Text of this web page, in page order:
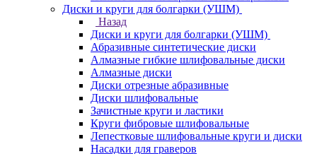
Диски и круги для болгарки (УШМ)
Назад
Диски и круги для болгарки (УШМ)
Абразивные синтетические диски
Алмазные гибкие шлифовальные диски
Алмазные диски
Диски отрезные абразивные
Диски шлифовальные
Зачистные круги и ластики
Круги фибровые шлифовальные
Лепестковые шлифовальные круги и диски
Насадки для граверов